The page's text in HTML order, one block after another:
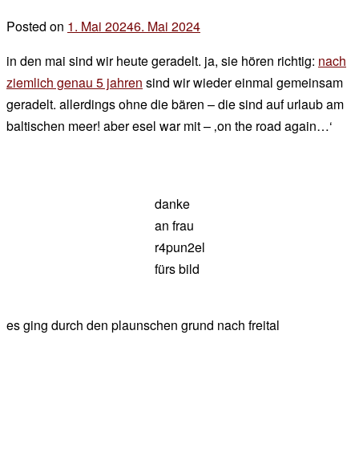
Posted on 1. Mai 20246. Mai 2024
chef
in den mai sind wir heute geradelt. ja, sie hören richtig: nach
ziemlich genau 5 jahren sind wir wieder einmal gemeinsam
geradelt. allerdings ohne die bären – die sind auf urlaub am
baltischen meer! aber esel war mit – ‚on the road again…‘
danke
an frau
r4pun2el
fürs bild
es ging durch den plaunschen grund nach freital